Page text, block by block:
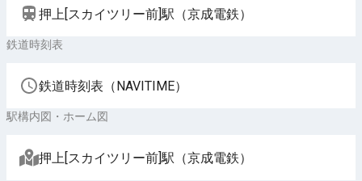
押上[スカイツリー前]駅（京成電鉄）
鉄道時刻表
鉄道時刻表（NAVITIME）
駅構内図・ホーム図
押上[スカイツリー前]駅（京成電鉄）